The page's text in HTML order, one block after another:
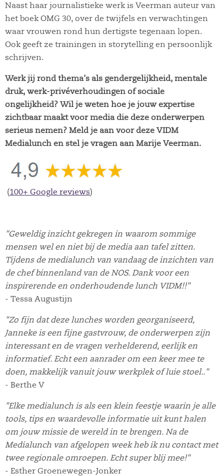
Naast haar journalistieke werk is Veerman auteur van
het boek OMG 30, over de twijfels en verwachtingen
waar vrouwen rond hun dertigste tegenaan lopen.
Ook geeft ze trainingen in storytelling en persoonlijk
schrijven.
Werk jij rond thema’s als gendergelijkheid, mentale
druk, werk-privéverhoudingen of sociale
ongelijkheid? Wil je weten hoe je jouw expertise
zichtbaar maakt voor media die deze onderwerpen
serieus nemen? Meld je aan voor deze VIDM
Medialunch en stel je vragen aan Marije Veerman.
(100+ Google reviews)
"Geweldig inzicht gekregen in waarom sommige
mensen wel en niet bij de media aan tafel zitten.
Tijdens de medialunch van vandaag de inzichten van
de chef binnenland van de NOS. Dank voor een
inspirerende en onderhoudende lunch VIDM!!"
- Tessa Augustijn
"Zo fijn dat deze lunches worden georganiseerd,
Janneke is een fijne gastvrouw, de onderwerpen zijn
interessant en de vragen verhelderend, eerlijk en
informatief. Echt een aanrader om een keer mee te
doen, makkelijk vanuit jouw werkplek of luie stoel.."
- Berthe V
"Elke medialunch is als een klein feestje waarin je alle
tools, tips en waardevolle informatie uit kunt halen
om jouw missie de wereld in te brengen. Na de
Medialunch van afgelopen week heb ik nu contact met
twee regionale omroepen. Echt super blij mee!"
- Esther Groenewegen-Jonker